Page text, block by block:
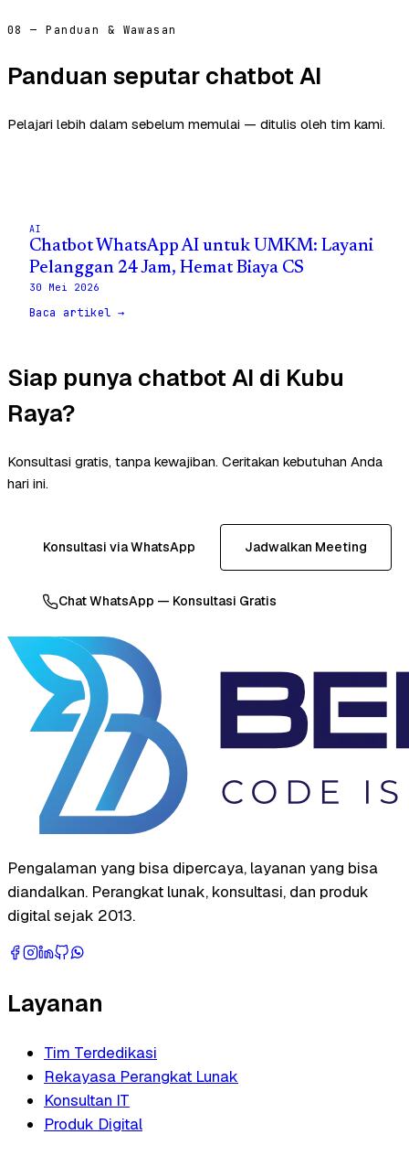
08 — Panduan & Wawasan
Panduan seputar chatbot AI
Pelajari lebih dalam sebelum memulai — ditulis oleh tim kami.
AI
Chatbot WhatsApp AI untuk UMKM: Layani
Pelanggan 24 Jam, Hemat Biaya CS
30 Mei 2026
Baca artikel →
Siap punya chatbot AI di Kubu
Raya?
Konsultasi gratis, tanpa kewajiban. Ceritakan kebutuhan Anda
hari ini.
Konsultasi via WhatsApp Jadwalkan Meeting
Chat WhatsApp — Konsultasi Gratis
Pengalaman yang bisa dipercaya, layanan yang bisa
diandalkan. Perangkat lunak, konsultasi, dan produk
digital sejak 2013.
Layanan
Tim Terdedikasi
Rekayasa Perangkat Lunak
Konsultan IT
Produk Digital